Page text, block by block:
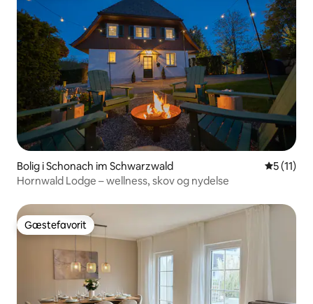
Bolig i Schonach im Schwarzwald 5 ud af 5
5 (11)
Hornwald Lodge – wellness, skov og nydelse
Gæstefavorit
Gæstefavorit